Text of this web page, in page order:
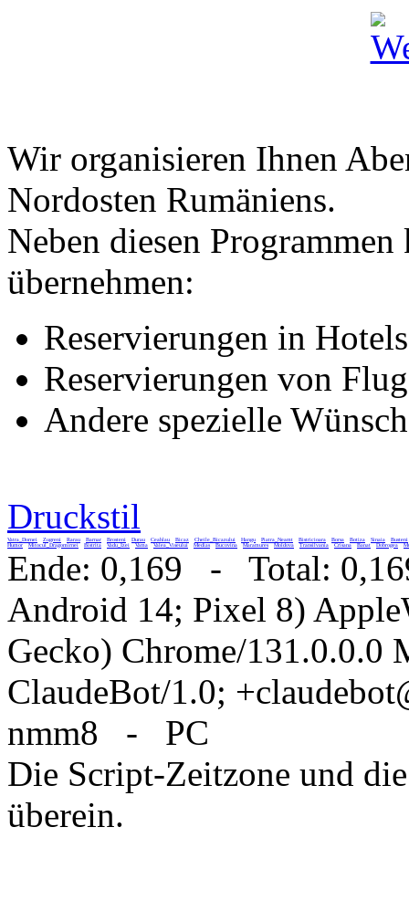
Wir organisieren Ihnen
Nordosten Rumäniens.
Neben diesen
übernehmen:
Reservierungen in
Reservierungen von
Andere spezielle
Druckstil
Vatra_Dornei Zugreni Rarau Barnar Brosteni Durau Ceahlau Bicaz Cheile_Bicazului Hangu Piatra_Neamt Bistricioara Borsa Botiza Sinaia
Busteni
Humor
Mitocul_Dragomirnei Bistrita Vadu_Izei Vama Valea_Viseului Medias Bucovina Maramures Moldova Transilvania Crisana Banat Dobrogea
Ende: 0,169 - Total:
Android 14; Pixel 8)
Gecko) Chrome/131.0.0.0
ClaudeBot/1.0;
nmm8 - PC
Die Script-Zeitzone und
überein.